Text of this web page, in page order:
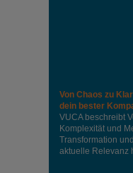
Von Chaos zu
dein bester
VUCA beschreibt
Komplexität und
Transformation
aktuelle Relevanz